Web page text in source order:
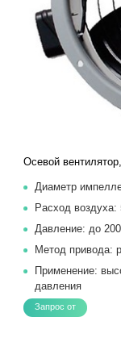
Осевой
Диаметр
Расход воздуха:
Давление: до
Метод привода:
Применение:
давления
Запрос от